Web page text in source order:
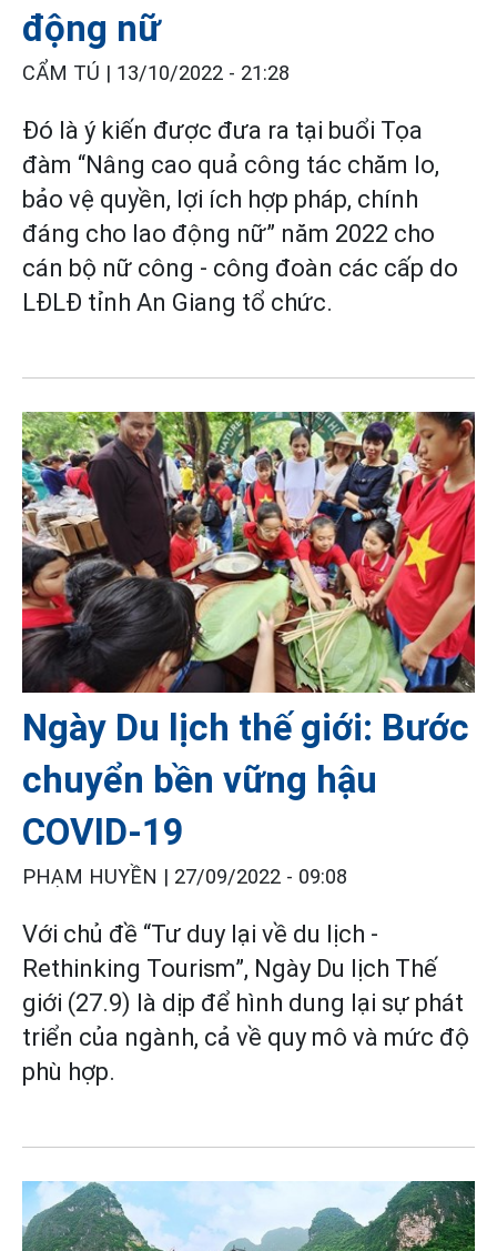
động nữ
CẨM TÚ | 13/10/2022 - 21:28
Đó là ý kiến được đưa ra tại buổi Tọa
đàm “Nâng cao quả công tác chăm lo,
bảo vệ quyền, lợi ích hợp pháp, chính
đáng cho lao động nữ” năm 2022 cho
cán bộ nữ công - công đoàn các cấp do
LĐLĐ tỉnh An Giang tổ chức.
Ngày Du lịch thế giới: Bước
chuyển bền vững hậu
COVID-19
PHẠM HUYỀN | 27/09/2022 - 09:08
Với chủ đề “Tư duy lại về du lịch -
Rethinking Tourism”, Ngày Du lịch Thế
giới (27.9) là dịp để hình dung lại sự phát
triển của ngành, cả về quy mô và mức độ
phù hợp.